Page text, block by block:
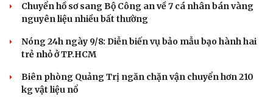
Chuyển hồ sơ sang Bộ Công an về 7 cá nhân bán vàng
nguyên liệu nhiều bất thường
Nóng 24h ngày 9/8: Diễn biến vụ bảo mẫu bạo hành hai
trẻ nhỏ ở TP.HCM
Biên phòng Quảng Trị ngăn chặn vận chuyển hơn 210
kg vật liệu nổ